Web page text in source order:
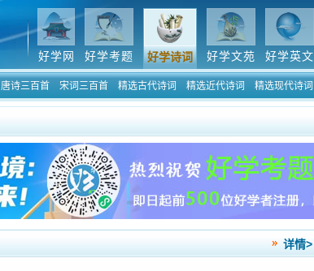
好学网 好学考题 好学诗词 好学文苑 好学英文
唐诗三百首 宋词三百首 精选古代诗词 精选近代诗词 精选现代诗词
详情>